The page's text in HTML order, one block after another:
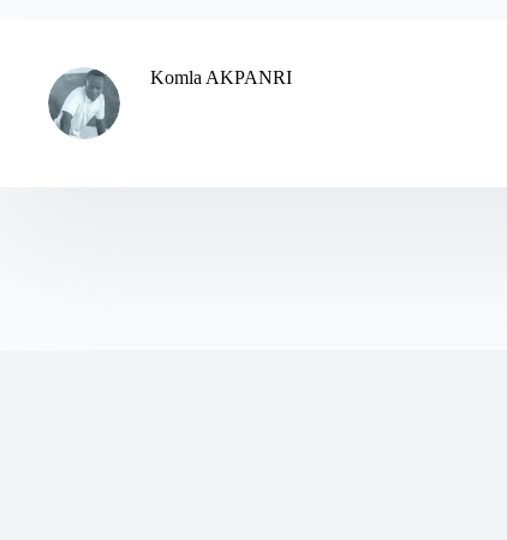
Komla AKPANRI